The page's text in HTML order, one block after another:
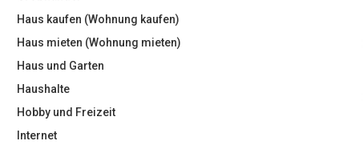
Haus kaufen (Wohnung kaufen)
Haus mieten (Wohnung mieten)
Haus und Garten
Haushalte
Hobby und Freizeit
Internet